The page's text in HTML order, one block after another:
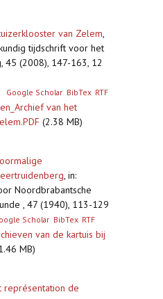
van Zelem,
tijdschrift voor het
45 (2008), 147-163, 12
Google Scholar BibTex RTF
van het
(2.38 MB)
, in:
Noordbrabantsche
, 47 (1940), 113-129
Scholar BibTex RTF
van de kartuis bij
MB)
représentation de